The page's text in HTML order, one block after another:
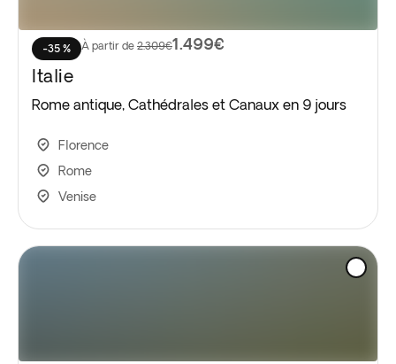
-35 % À partir de 2.309€1.499€
Italie
Rome antique, Cathédrales et Canaux en 9 jours
Florence
Rome
Venise